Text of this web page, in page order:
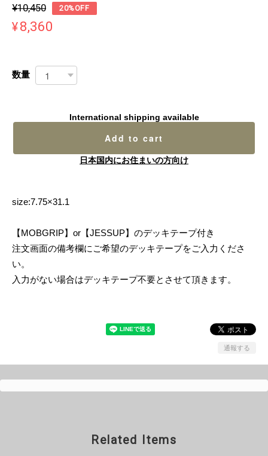
¥10,450 20%OFF
¥8,360
数量
International shipping available
Add to cart
日本国内にお住まいの方向け
size:7.75×31.1
【MOBGRIP】or【JESSUP】のデッキテープ付き
注文画面の備考欄にご希望のデッキテープをご入力くださ
い。
入力がない場合はデッキテープ不要とさせて頂きます。
通報する
Related Items